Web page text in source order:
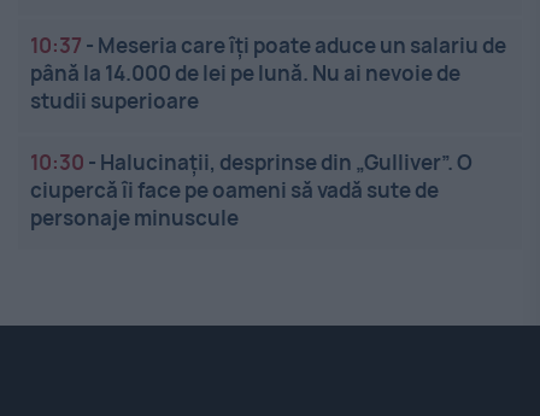
10:37 - Meseria care îți poate aduce un salariu de
până la 14.000 de lei pe lună. Nu ai nevoie de
studii superioare
10:30 - Halucinații, desprinse din „Gulliver”. O
ciupercă îi face pe oameni să vadă sute de
personaje minuscule